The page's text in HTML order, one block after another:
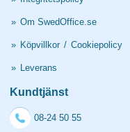
» Om SwedOffice.se
» Köpvillkor / Cookiepolicy
» Leverans
Kundtjänst
08-24 50 55